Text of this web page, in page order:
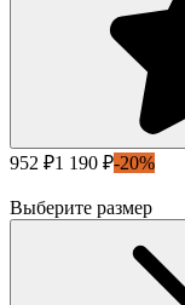
952 ₽1 190 ₽-20%
Выберите размер